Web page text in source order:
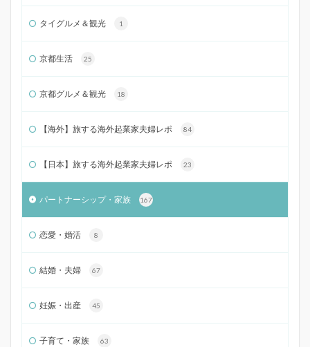
タイグルメ＆観光 1
京都生活 25
京都グルメ＆観光 18
【海外】旅する海外起業家夫婦レポ 84
【日本】旅する海外起業家夫婦レポ 23
パートナーシップ・家族 167
恋愛・婚活 8
結婚・夫婦 67
妊娠・出産 45
子育て・家族 63